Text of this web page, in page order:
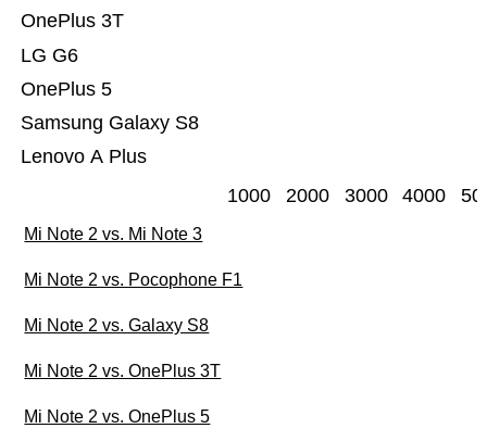
Lenovo A Plus
Samsung Galaxy S8
OnePlus 5
LG G6
OnePlus 3T
1000 2000 3000 4000
Mi Note 2 vs. Mi Note 3
Mi Note 2 vs. Pocophone F1
Mi Note 2 vs. Galaxy S8
Mi Note 2 vs. OnePlus 3T
Mi Note 2 vs. OnePlus 5